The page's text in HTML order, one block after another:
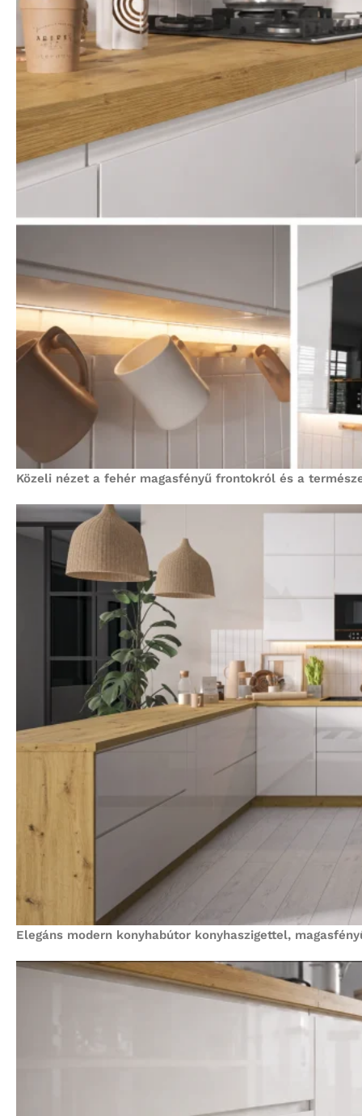
Közeli nézet a fehér magasfényű frontokról és a
Elegáns modern konyhabútor konyhaszigettel,